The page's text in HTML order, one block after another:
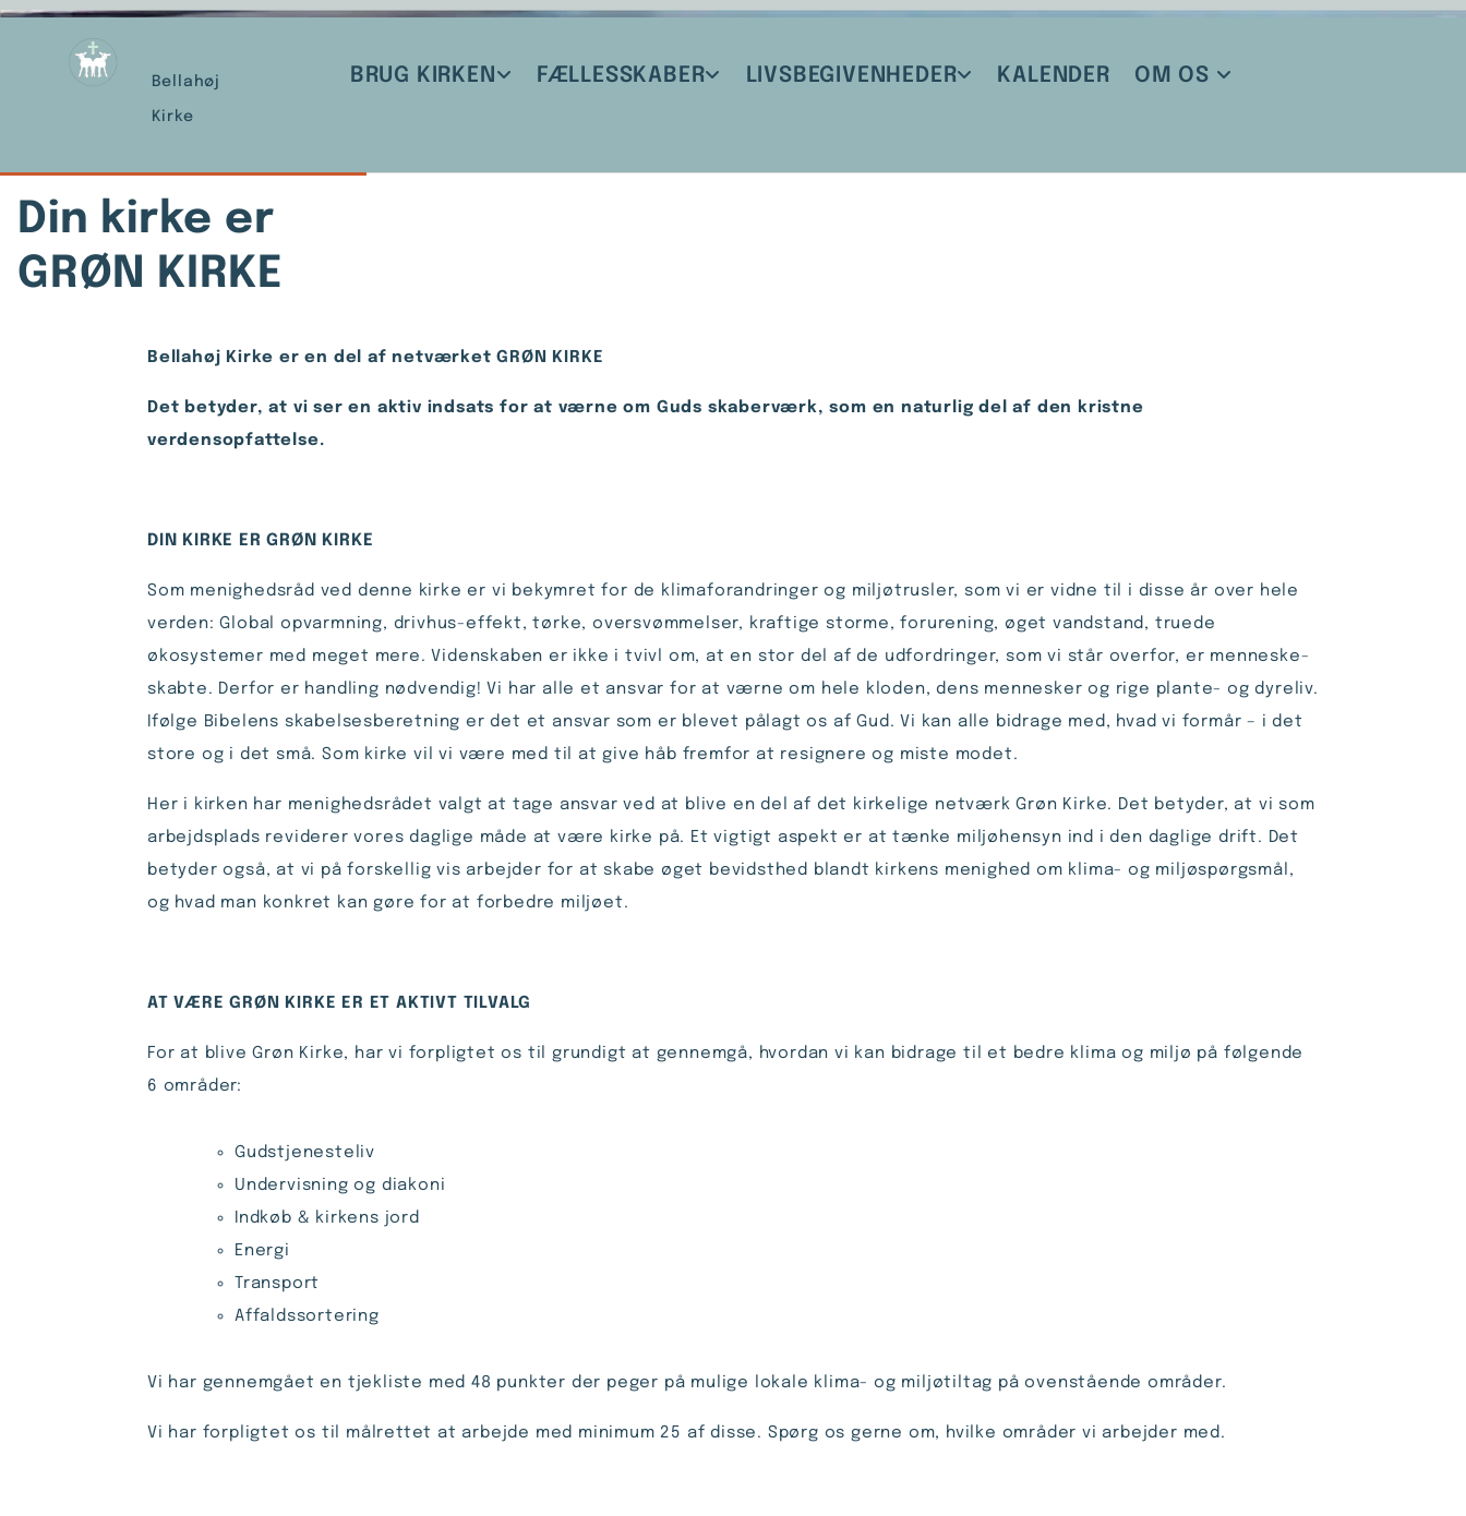
Bellahøj
Kirke
BRUG KIRKEN FÆLLESSKABER LIVSBEGIVENHEDER KALENDER OM OS
Din kirke er
GRØN KIRKE
Bellahøj Kirke er en del af netværket GRØN KIRKE
Det betyder, at vi ser en aktiv indsats for at værne om Guds skaberværk, som en naturlig del af den kristne
verdensopfattelse.
DIN KIRKE ER GRØN KIRKE
Som menighedsråd ved denne kirke er vi bekymret for de kli­maforandringer og miljøtrusler, som vi er vidne til i disse år over hele
verden: Global opvarmning, drivhus-effekt, tørke, oversvøm­melser, kraftige storme, foru­rening, øget vandstand, truede
økosystemer med meget mere. Videnskaben er ikke i tvivl om, at en stor del af de udfordringer, som vi står overfor, er menneske­
skabte. Derfor er handling nødven­dig! Vi har alle et ansvar for at værne om hele kloden, dens mennesker og rige plante- og dyreliv.
Ifølge Bibel­ens skabelsesberetning er det et ansvar som er blevet pålagt os af Gud. Vi kan alle bidrage med, hvad vi formår – i det
store og i det små. Som kirke vil vi være med til at give håb fremfor at resignere og miste modet.
Her i kirken har menighedsrådet valgt at tage ansvar ved at blive en del af det kirkelige netværk Grøn Kirke. Det betyder, at vi som
arbejdsplads reviderer vores daglige måde at være kirke på. Et vigtigt aspekt er at tænke miljøhensyn ind i den daglige drift. Det
betyder også, at vi på forskellig vis arbejder for at skabe øget bevidsthed blandt kirkens menighed om klima- og miljøspørgsmål,
og hvad man konkret kan gøre for at forbedre miljøet.
AT VÆRE GRØN KIRKE ER ET AKTIVT TILVALG
For at blive Grøn Kirke, har vi forpligtet os til grundigt at gennemgå, hvordan vi kan bidrage til et bedre klima og miljø på følgende
6 områder:
Gudstjenesteliv
Undervisning og diakoni
Indkøb & kirkens jord
Energi
Transport
Affaldssortering
Vi har gennemgået en tjekliste med 48 punkter der peger på mulige lokale klima- og miljøtiltag på ovenstående områder.
Vi har forpligtet os til målrettet at arbejde med minimum 25 af disse. Spørg os gerne om, hvilke områder vi arbejder med.